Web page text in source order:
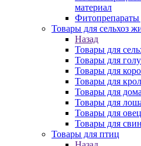
материал
Товары для сельхоз
Назад
Товары для
Товары для
Товары для
Товары для
Товары для
Товары для
Товары для
Товары для
Товары для птиц